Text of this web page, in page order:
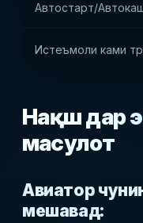
Автостарт/
Истеъмоли ками
Нақш дар
маҳсулот
Авиатор
мешавад: